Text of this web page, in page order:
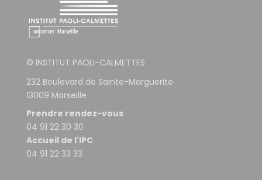
© INSTITUT PAOLI-CALMETTES
232 Boulevard de Sainte-Marguerite
13009 Marseille
Prendre rendez-vous
04 91 22 30 30
Accueil de l'IPC
04 91 22 33 33